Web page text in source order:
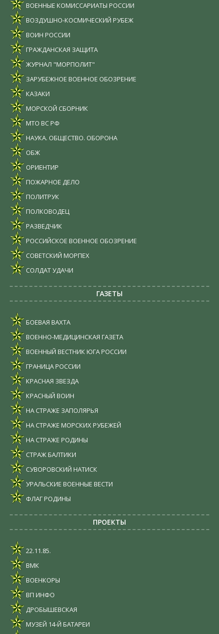
ВОЕННЫЕ КОМИССАРИАТЫ РОССИИ
ВОЗДУШНО-КОСМИЧЕСКИЙ РУБЕЖ
ВОИН РОССИИ
ГРАЖДАНСКАЯ ЗАЩИТА
ЖУРНАЛ "МОРПОЛИТ"
ЗАРУБЕЖНОЕ ВОЕННОЕ ОБОЗРЕНИЕ
КАЗАКИ
МОРСКОЙ СБОРНИК
МТО ВС РФ
НАУКА. ОБЩЕСТВО. ОБОРОНА
ОБЖ
ОРИЕНТИР
ПОЖАРНОЕ ДЕЛО
ПОЛИТРУК
ПОЛКОВОДЕЦ
РАЗВЕДЧИК
РОССИЙСКОЕ ВОЕННОЕ ОБОЗРЕНИЕ
СОВЕТСКИЙ МОРПЕХ
СОЛДАТ УДАЧИ
ГАЗЕТЫ
БОЕВАЯ ВАХТА
ВОЕННО-МЕДИЦИНСКАЯ ГАЗЕТА
ВОЕННЫЙ ВЕСТНИК ЮГА РОССИИ
ГРАНИЦА РОССИИ
КРАСНАЯ ЗВЕЗДА
КРАСНЫЙ ВОИН
НА СТРАЖЕ ЗАПОЛЯРЬЯ
НА СТРАЖЕ МОРСКИХ РУБЕЖЕЙ
НА СТРАЖЕ РОДИНЫ
СТРАЖ БАЛТИКИ
СУВОРОВСКИЙ НАТИСК
УРАЛЬСКИЕ ВОЕННЫЕ ВЕСТИ
ФЛАГ РОДИНЫ
ПРОЕКТЫ
22.11.85.
ВМК
ВОЕНКОРЫ
ВП ИНФО
ДРОБЫШЕВСКАЯ
МУЗЕЙ 14-Й БАТАРЕИ